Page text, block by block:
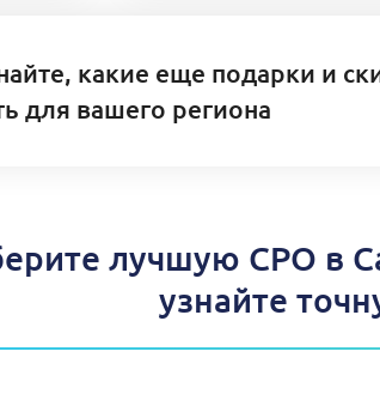
какие еще подарки и
для вашего региона
лучшую СРО в
узнайте